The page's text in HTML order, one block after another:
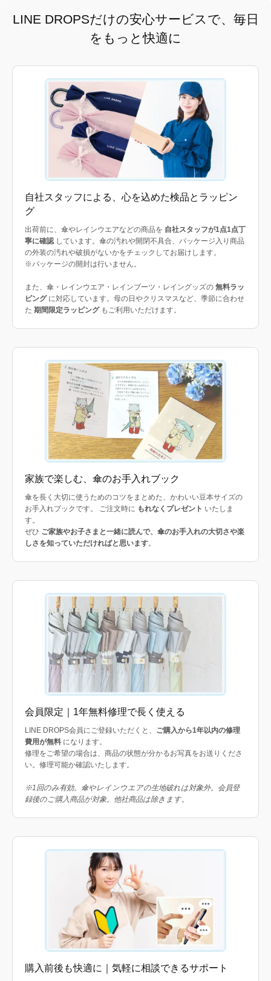
LINE DROPSだけの安心サービスで、毎日
をもっと快適に
自社スタッフによる、心を込めた検品とラッピン
グ
出荷前に、傘やレインウエアなどの商品を 自社スタッフが1点1点丁
寧に確認しています。傘の汚れや開閉不具合、パッケージ入り商品
の外装の汚れや破損がないかをチェックしてお届けします。
※パッケージの開封は行いません。
また、傘・レインウエア・レインブーツ・レイングッズの 無料ラッ
ピングに対応しています。母の日やクリスマスなど、季節に合わせ
た 期間限定ラッピングもご利用いただけます。
家族で楽しむ、傘のお手入れブック
傘を長く大切に使うためのコツをまとめた、かわいい豆本サイズの
お手入れブックです。 ご注文時に もれなくプレゼント いたしま
す。
ぜひ ご家族やお子さまと一緒に読んで、傘のお手入れの大切さや楽
しさを知っていただければと思います。
会員限定｜1年無料修理で長く使える
LINE DROPS会員にご登録いただくと、 ご購入から1年以内の修理
費用が無料 になります。
修理をご希望の場合は、商品の状態が分かるお写真をお送りくださ
い。修理可能か確認いたします。
※1回のみ有効。傘やレインウエアの生地破れは対象外。会員登
録後のご購入商品が対象。他社商品は除きます。
購入前後も快適に｜気軽に相談できるサポート